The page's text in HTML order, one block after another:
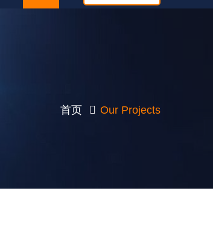
首页 Our Projects